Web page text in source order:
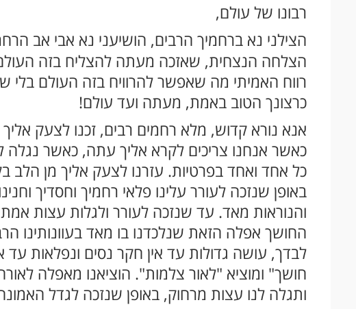
רבונו של עולם,
הצילני נא ברחמיך הרבים, הושיעני נא אבי אב
הצלחה הנצחית, שאזכה מעתה להצליח בזה
רווח האמיתי מה שאפשר להרוויח בזה העולם בלי
כרצונך הטוב באמת, מעתה ועד עולם!
אנא נורא קדוש, מלא רחמים רבים, זכנו לצעק
כאשר אנחנו צריכים לקרא אליך עתה, כאשר נגלה
כל אחד ואחד בפרטיות. עזרנו לצעק אליך מן
באופן שנזכה לעורר עלינו פלאי רחמיך וחסדיך
והנוראות מאד. עד שנזכה לעורר ולגלות עצות
החושך אפלה הזאת שנלכדנו בו מאד בעוונותינו
לבדך, עושה גדולות עד אין חקר נסים ונפלאות
חושך" ומוציא "לאור צלמות". הוציאנו מאפלה
ותגלה לנו עצות מרחוק, באופן שנזכה לגדל